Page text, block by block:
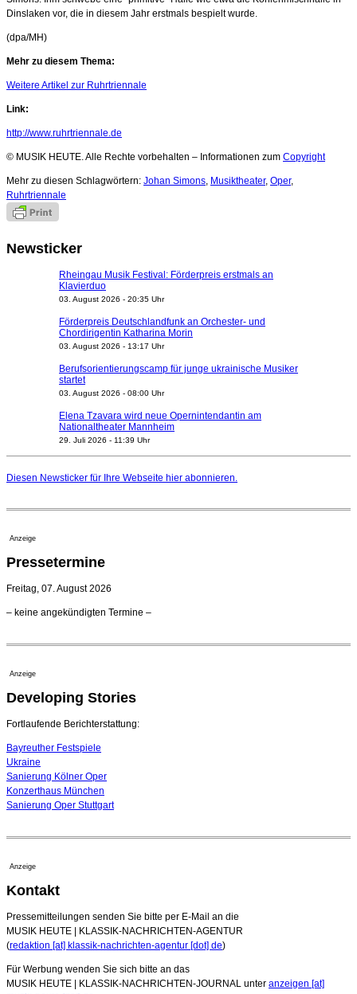
Dinslaken vor, die in diesem Jahr erstmals bespielt wurde.
(dpa/MH)
Mehr zu diesem Thema:
Weitere Artikel zur Ruhrtriennale
Link:
http://www.ruhrtriennale.de
© MUSIK HEUTE. Alle Rechte vorbehalten – Informationen zum Copyright
Mehr zu diesen Schlagwörtern: Johan Simons, Musiktheater, Oper,
Ruhrtriennale
Newsticker
Rheingau Musik Festival: Förderpreis erstmals an
Klavierduo
03. August 2026 - 20:35 Uhr
Förderpreis Deutschlandfunk an Orchester- und
Chordirigentin Katharina Morin
03. August 2026 - 13:17 Uhr
Berufsorientierungscamp für junge ukrainische Musiker
startet
03. August 2026 - 08:00 Uhr
Elena Tzavara wird neue Opernintendantin am
Nationaltheater Mannheim
29. Juli 2026 - 11:39 Uhr
geht 2027
Kammerorchester Heilbronn: Chefdirigent Risto Joost
Opernhäuser gedenken vertriebener jüdischer
Ensemblemitglieder
Festspiele
Quatuor Ebène wird mit Bremer Musikfest-Preis
ausgezeichnet
04. August 2026 - 13:30 Uhr
Diesen Newsticker für Ihre Webseite hier abonnieren.
Anzeige
Pressetermine
Freitag, 07. August 2026
– keine angekündigten Termine –
Anzeige
Developing Stories
Fortlaufende Berichterstattung:
Bayreuther Festspiele
Ukraine
Sanierung Kölner Oper
Konzerthaus München
Sanierung Oper Stuttgart
Anzeige
Kontakt
Pressemitteilungen senden Sie bitte per E-Mail an die
MUSIK HEUTE | KLASSIK-NACHRICHTEN-AGENTUR
(redaktion [at] klassik-nachrichten-agentur [dot] de)
Für Werbung wenden Sie sich bitte an das
MUSIK HEUTE | KLASSIK-NACHRICHTEN-JOURNAL unter anzeigen [at]